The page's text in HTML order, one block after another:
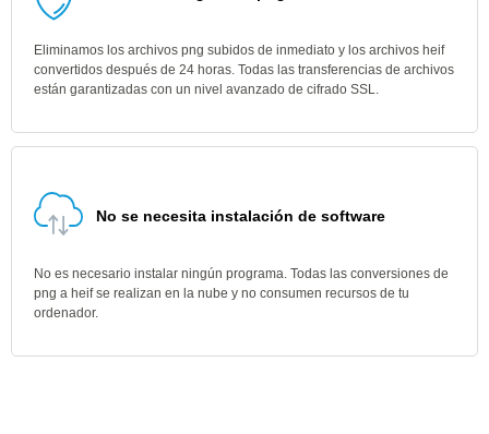
Eliminamos los archivos png subidos de inmediato y los archivos heif
convertidos después de 24 horas. Todas las transferencias de archivos
están garantizadas con un nivel avanzado de cifrado SSL.
No se necesita instalación de software
No es necesario instalar ningún programa. Todas las conversiones de
png a heif se realizan en la nube y no consumen recursos de tu
ordenador.